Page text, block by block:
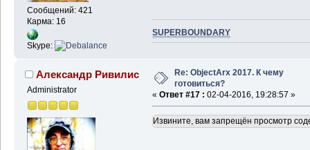
Сообщений: 421
Карма: 16
Skype:
SUPERBOUNDARY
Александр Ривилис
Administrator
Re: ObjectArx 2017. К чему
готовиться?
« Ответ #17 : 02-04-2016, 19:28:57 »
Извините, вам запрещён просмотр